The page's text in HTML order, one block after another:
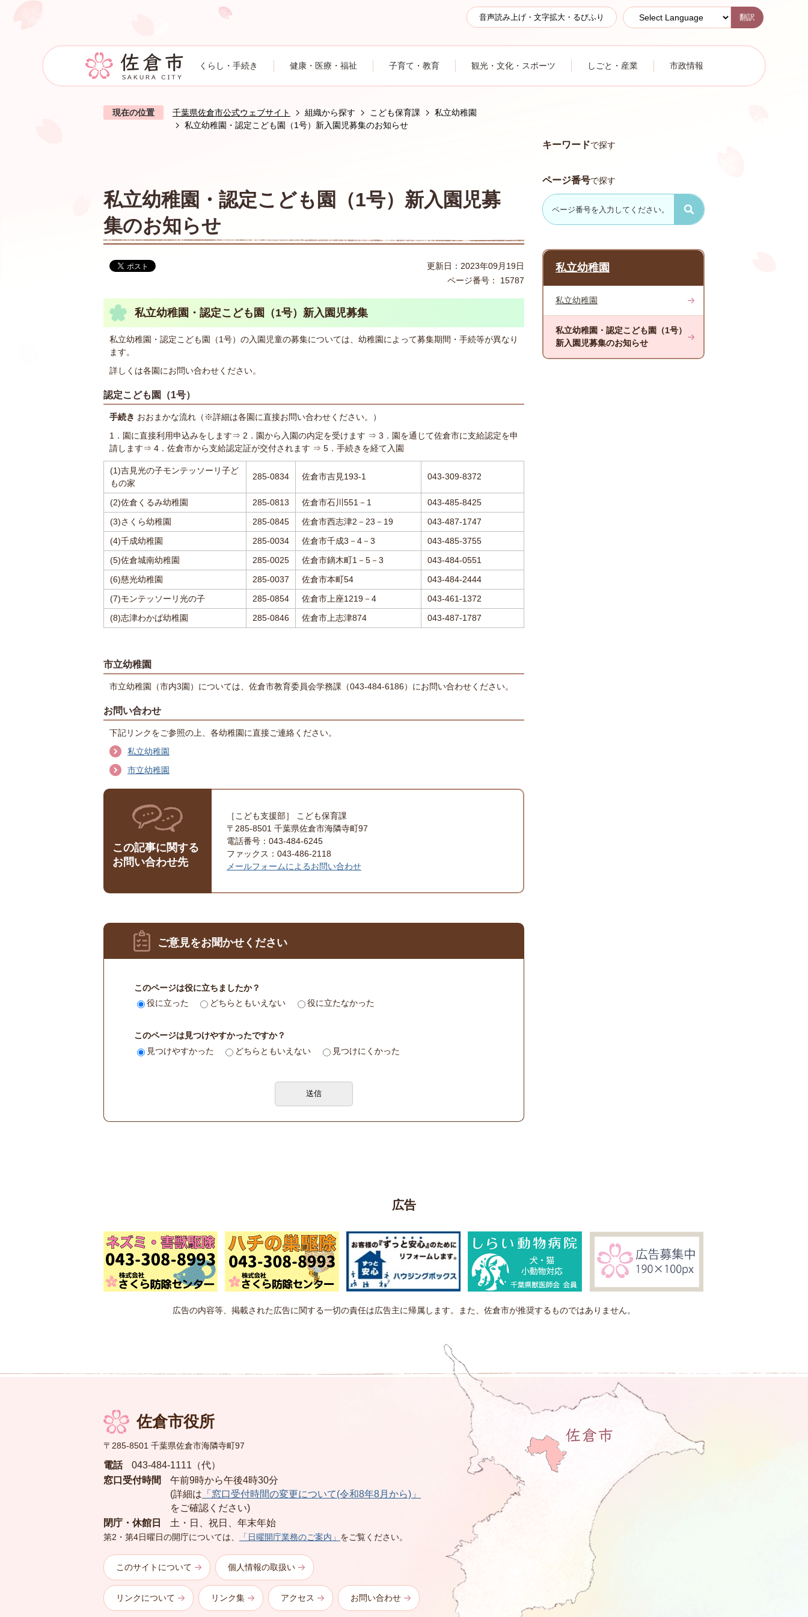
音声読み上げ・文字拡大・るびふり 翻訳
くらし・手続き 健康・医療・福祉 子育て・教育 観光・文化・スポーツ しごと・産業 市政情報
現在の位置 千葉県佐倉市公式ウェブサイト 組織から探す こども保育課
私立幼稚園
私立幼稚園・認定こども園（1号）新入園児募集のお知らせ
私立幼稚園・認定こども園（1号）新入園児募
集のお知らせ
更新日：2023年09月19日
ページ番号：
15787
私立幼稚園・認定こども園（1号）新入園児募集
私立幼稚園・認定こども園（1号）の入園児童の募集については、幼稚園によって募集期間・手続等が異なり
ます。
詳しくは各園にお問い合わせください。
認定こども園（1号）
手続き おおまかな流れ（※詳細は各園に直接お問い合わせください。）
1．園に直接利用申込みをします⇒ 2．園から入園の内定を受けます ⇒ 3．園を通じて佐倉市に支給認定を申
請します⇒ 4．佐倉市から支給認定証が交付されます ⇒ 5．手続きを経て入園
(1)吉見光の子モンテッソーリ子ど
もの家
285-0834 佐倉市吉見193-1 043-309-8372
(2)佐倉くるみ幼稚園 285-0813 佐倉市石川551－1
043-485-8425
(3)さくら幼稚園
285-0845 佐倉市西志津2－23－19
043-487-1747
(4)千成幼稚園
285-0034 佐倉市千成3－4－3
043-485-3755
(5)佐倉城南幼稚園
285-0025 佐倉市鏑木町1－5－3
043-484-0551
(6)慈光幼稚園
285-0037 佐倉市本町54
043-484-2444
(7)モンテッソーリ光の子
285-0854 佐倉市上座1219－4
043-461-1372
(8)志津わかば幼稚園
285-0846 佐倉市上志津874 043-487-1787
市立幼稚園
市立幼稚園（市内3園）については、佐倉市教育委員会学務課（043-484-6186）にお問い合わせください。
お問い合わせ
下記リンクをご参照の上、各幼稚園に直接ご連絡ください。
私立幼稚園
市立幼稚園
この記事に関する
お問い合わせ先
［こども支援部］ こども保育課
〒285-8501 千葉県佐倉市海隣寺町97
電話番号：043-484-6245
ファックス：043-486-2118
メールフォームによるお問い合わせ
ご意見をお聞かせください
このページは役に立ちましたか？
役に立った
どちらともいえない 役に立たなかった
このページは見つけやすかったですか？
見つけやすかった
どちらともいえない 見つけにくかった
キーワードで探す
ページ番号で探す
私立幼稚園
私立幼稚園
私立幼稚園・認定こども園（1号）
新入園児募集のお知らせ
広告
広告の内容等、掲載された広告に関する一切の責任は広告主に帰属します。また、佐倉市が推奨するものではありません。
佐倉市役所
〒285-8501 千葉県佐倉市海隣寺町97
電話
043-484-1111（代）
窓口受付時間
午前9時から午後4時30分
(詳細は 「窓口受付時間の変更について(令和8年8月から)」
をご確認ください)
閉庁・休館日
土・日、祝日、年末年始
第2・第4日曜日の開庁については、 「日曜開庁業務のご案内」 をご覧ください。
このサイトについて 個人情報の取扱い
リンクについて リンク集 アクセス お問い合わせ